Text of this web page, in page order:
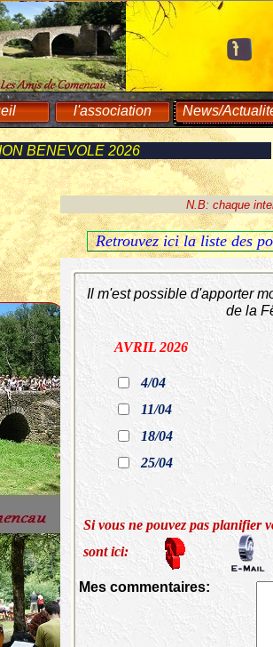
l'association News/
BENEVOLE 2026
N.B: chaque
Retrouvez ici la liste des
Il m'est possible d'apporter
de la
AVRIL 2026
4/04
11/04
18/04
25/04
Si vous ne pouvez pas planifier
sont ici:
Mes commentaires: